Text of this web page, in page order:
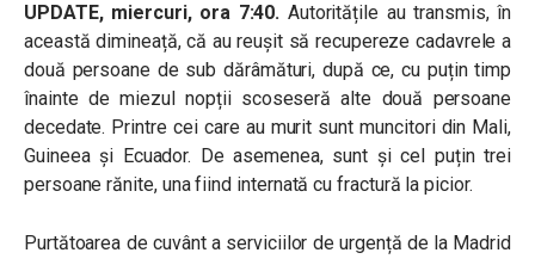
UPDATE, miercuri, ora 7:40. Autoritățile au transmis, în
această dimineață, că au reușit să recupereze cadavrele a
două persoane de sub dărâmături, după ce, cu puțin timp
înainte de miezul nopții scoseseră alte două persoane
decedate. Printre cei care au murit sunt muncitori din Mali,
Guineea și Ecuador. De asemenea, sunt și cel puțin trei
persoane rănite, una fiind internată cu fractură la picior.
Purtătoarea de cuvânt a serviciilor de urgență de la Madrid